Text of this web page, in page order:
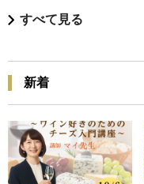
すべて見る
新着